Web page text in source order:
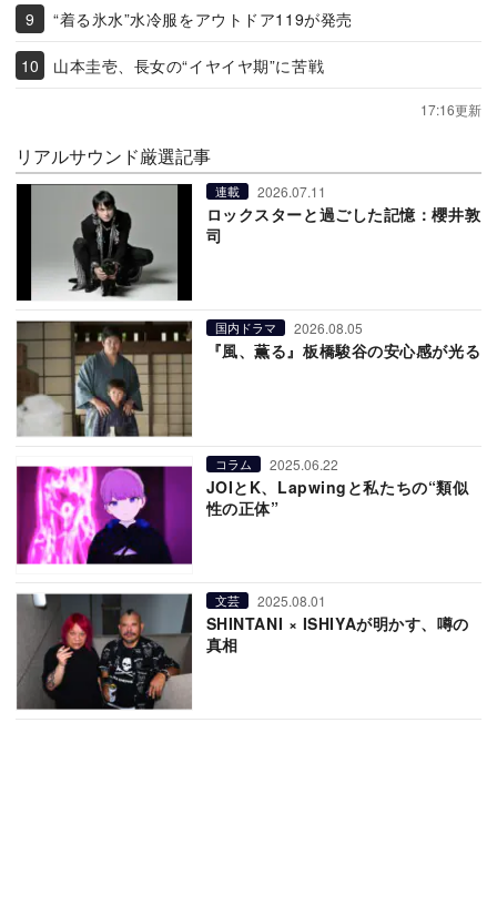
“着る氷水”水冷服をアウトドア119が発売
山本圭壱、長女の“イヤイヤ期”に苦戦
17:16更新
リアルサウンド厳選記事
連載 2026.07.11
ロックスターと過ごした記憶：櫻井敦
司
国内ドラマ 2026.08.05
『風、薫る』板橋駿谷の安心感が光る
コラム 2025.06.22
JOIとK、Lapwingと私たちの“類似
性の正体”
文芸 2025.08.01
SHINTANI × ISHIYAが明かす、噂の
真相